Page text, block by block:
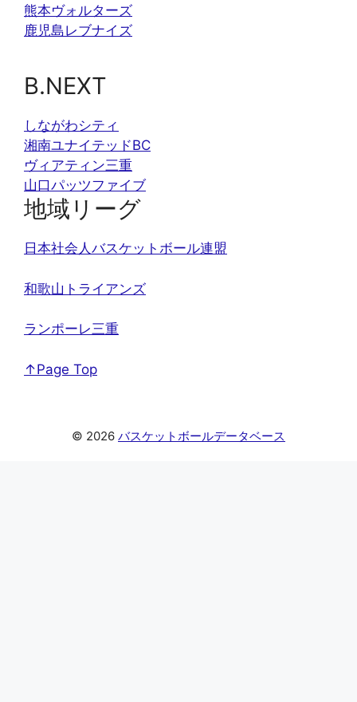
熊本ヴォルターズ
鹿児島レブナイズ
B.NEXT
しながわシティ
湘南ユナイテッドBC
ヴィアティン三重
山口パッツファイブ
地域リーグ
日本社会人バスケットボール連盟
和歌山トライアンズ
ランポーレ三重
↑Page Top
© 2026 バスケットボールデータベース